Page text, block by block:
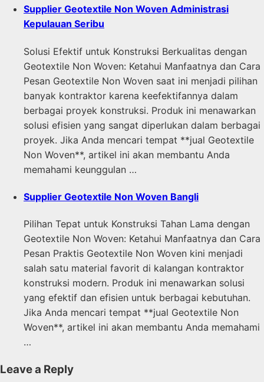
Supplier Geotextile Non Woven Administrasi
Kepulauan Seribu
Solusi Efektif untuk Konstruksi Berkualitas dengan
Geotextile Non Woven: Ketahui Manfaatnya dan Cara
Pesan Geotextile Non Woven saat ini menjadi pilihan
banyak kontraktor karena keefektifannya dalam
berbagai proyek konstruksi. Produk ini menawarkan
solusi efisien yang sangat diperlukan dalam berbagai
proyek. Jika Anda mencari tempat **jual Geotextile
Non Woven**, artikel ini akan membantu Anda
memahami keunggulan …
Supplier Geotextile Non Woven Bangli
Pilihan Tepat untuk Konstruksi Tahan Lama dengan
Geotextile Non Woven: Ketahui Manfaatnya dan Cara
Pesan Praktis Geotextile Non Woven kini menjadi
salah satu material favorit di kalangan kontraktor
konstruksi modern. Produk ini menawarkan solusi
yang efektif dan efisien untuk berbagai kebutuhan.
Jika Anda mencari tempat **jual Geotextile Non
Woven**, artikel ini akan membantu Anda memahami
…
Leave a Reply